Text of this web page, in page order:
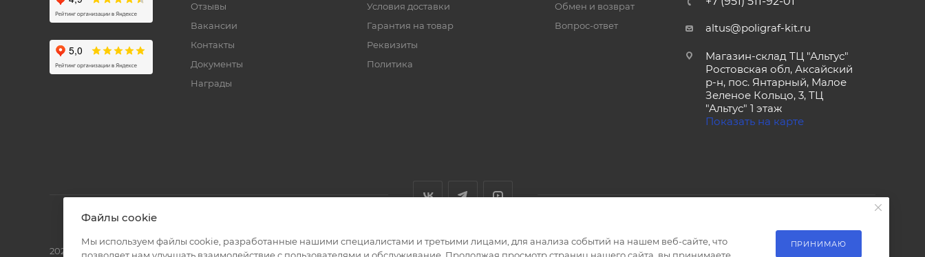
Отзывы
Вакансии
Контакты
Документы
Награды
Условия доставки
Гарантия на товар
Реквизиты
Политика
Обмен и возврат
Вопрос-ответ
altus@poligraf-kit.ru
Магазин-склад ТЦ "Альтус"
Ростовская обл, Аксайский
р-н, пос. Янтарный, Малое
Зеленое Кольцо, 3, ТЦ
"Альтус" 1 этаж
Показать на карте
2026 © Полиграф кит - интернет-магазин
Файлы cookie
Мы используем файлы cookie, разработанные нашими специалистами и третьими лицами, для анализа событий на нашем веб-сайте, что
ПРИНИМАЮ